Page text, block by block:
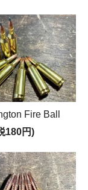
Fire Ball
180円)